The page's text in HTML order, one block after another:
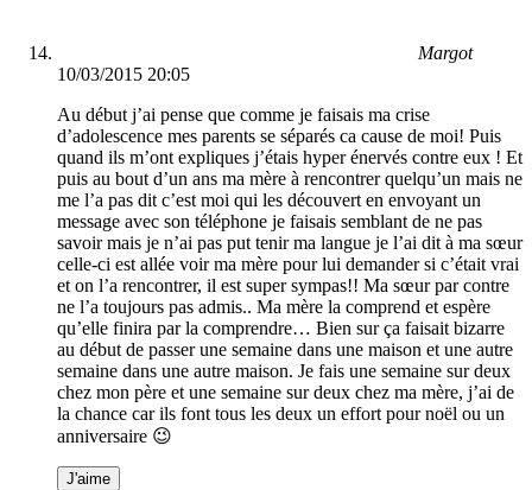
Margot
10/03/2015 20:05
Au début j’ai pense que comme je faisais ma crise
d’adolescence mes parents se séparés ca cause de moi! Puis
quand ils m’ont expliques j’étais hyper énervés contre eux ! Et
puis au bout d’un ans ma mère à rencontrer quelqu’un mais ne
me l’a pas dit c’est moi qui les découvert en envoyant un
message avec son téléphone je faisais semblant de ne pas
savoir mais je n’ai pas put tenir ma langue je l’ai dit à ma sœur
celle-ci est allée voir ma mère pour lui demander si c’était vrai
et on l’a rencontrer, il est super sympas!! Ma sœur par contre
ne l’a toujours pas admis.. Ma mère la comprend et espère
qu’elle finira par la comprendre… Bien sur ça faisait bizarre
au début de passer une semaine dans une maison et une autre
semaine dans une autre maison. Je fais une semaine sur deux
chez mon père et une semaine sur deux chez ma mère, j’ai de
la chance car ils font tous les deux un effort pour noël ou un
anniversaire 😉
J'aime